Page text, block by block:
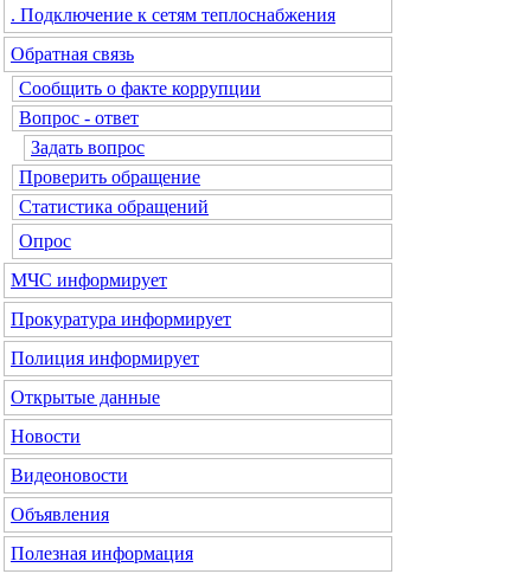
. Подключение к сетям теплоснабжения
Обратная связь
Сообщить о факте коррупции
Вопрос - ответ
Задать вопрос
Проверить обращение
Статистика обращений
Опрос
МЧС информирует
Прокуратура информирует
Полиция информирует
Открытые данные
Новости
Видеоновости
Объявления
Полезная информация